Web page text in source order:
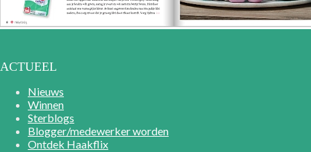
ACTUEEL
Nieuws
Winnen
Sterblogs
Blogger/medewerker worden
Ontdek Haakflix